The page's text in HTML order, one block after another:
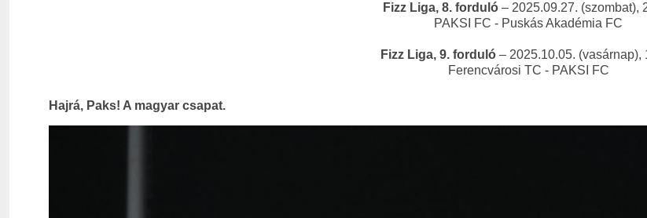
Fizz Liga, 8. forduló – 2025.09.27. (szombat),
PAKSI FC - Puskás Akadémia FC
Fizz Liga, 9. forduló – 2025.10.05. (vasárnap),
Ferencvárosi TC - PAKSI FC
Hajrá, Paks! A magyar csapat.